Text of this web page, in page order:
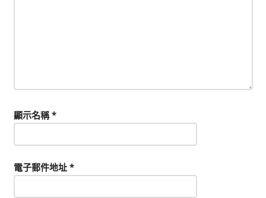
顯示名稱*
電子郵件地址 *